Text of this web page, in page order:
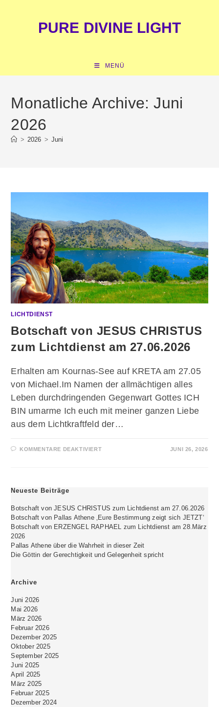
PURE DIVINE LIGHT
MENÜ
Monatliche Archive: Juni
2026
> 2026 > Juni
LICHTDIENST
Botschaft von JESUS CHRISTUS
zum Lichtdienst am 27.06.2026
Erhalten am Kournas-See auf KRETA am 27.05
von Michael.Im Namen der allmächtigen alles
Leben durchdringenden Gegenwart Gottes ICH
BIN umarme Ich euch mit meiner ganzen Liebe
aus dem Lichtkraftfeld der…
KOMMENTARE DEAKTIVIERTFÜR
JUNI 26, 2026
Neueste Beiträge
Botschaft von JESUS CHRISTUS zum Lichtdienst am 27.06.2026
Botschaft von Pallas Athene ‚Eure Bestimmung zeigt sich JETZT‘
Botschaft von ERZENGEL RAPHAEL zum Lichtdienst am 28.März
2026
Pallas Athene über die Wahrheit in dieser Zeit
Die Göttin der Gerechtigkeit und Gelegenheit spricht
Archive
Juni 2026
Mai 2026
März 2026
Februar 2026
Dezember 2025
Oktober 2025
September 2025
Juni 2025
April 2025
März 2025
Februar 2025
Dezember 2024